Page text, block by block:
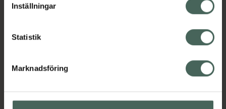
Inställningar
Statistik
Marknadsföring
Jämförpris
Kategorier:
Nagelsaxar & tänger
Omdömen Visa